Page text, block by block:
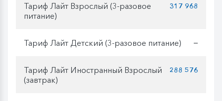
Тариф Лайт Взрослый (3-разовое
питание)
317 968
Тариф Лайт Детский (3-разовое питание) —
Тариф Лайт Иностранный Взрослый
(завтрак)
288 576